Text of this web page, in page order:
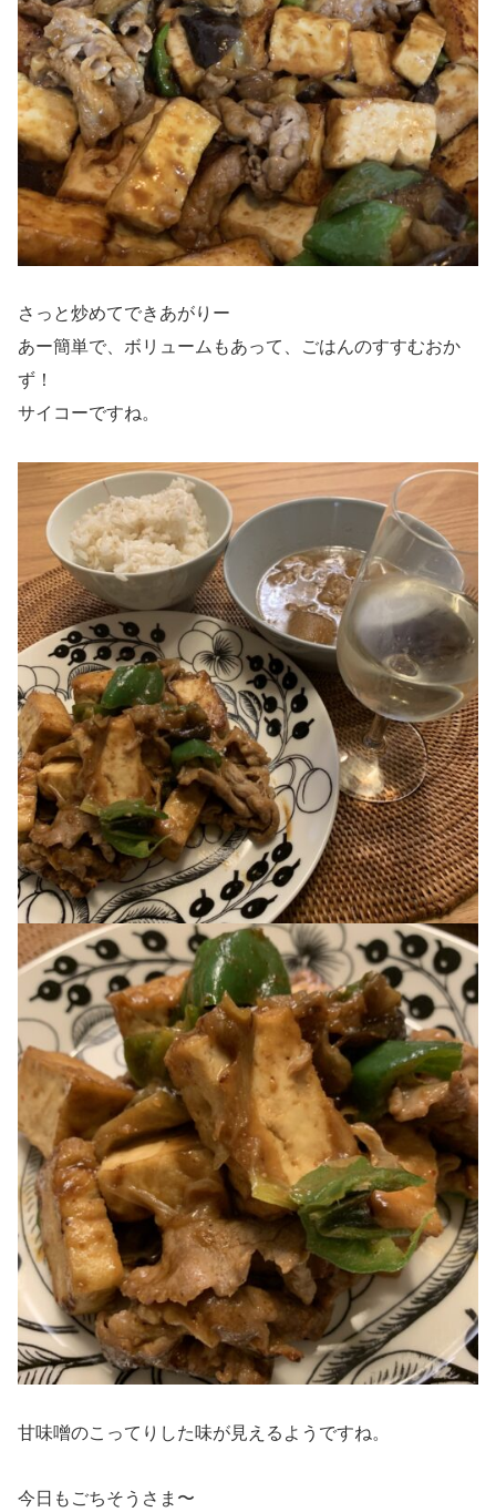
さっと炒めてできあがりー
あー簡単で、ボリュームもあって、ごはんのすすむおか
ず！
サイコーですね。
甘味噌のこってりした味が見えるようですね。
今日もごちそうさま〜